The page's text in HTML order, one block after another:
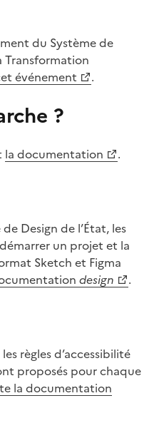
du Système de
Transformation
événement .
?
la documentation .
Design de l’État, les
un projet et la
Sketch et Figma
design .
règles d’accessibilité
proposés pour chaque
la documentation